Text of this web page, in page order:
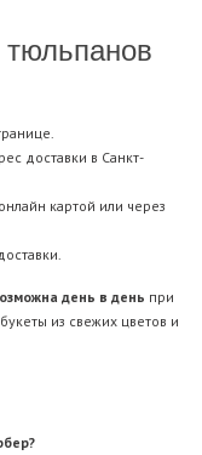
тюльпанов
доставки в Санкт-
картой или через
день в день при
из свежих цветов и